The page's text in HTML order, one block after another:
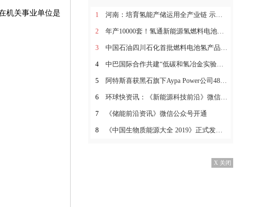
机关事业单位是 1 河南：培育氢能产储运用全产业链 示范推广氢电油气综合能源站
2 年产10000套！氢通新能源氢燃料电池制造项目落地新疆甘泉堡_今日热搜
3 中国石油四川石化首批燃料电池氢产品供应成都市场
4 中巴国际合作共建“低碳和氢冶金实验室”|世界观热点
5 阿特斯喜获黑石旗下Aypa Power公司487 兆瓦时SolBank储能系统订单
6 环球快资讯：《新能源科技前沿》微信公众号开通
7 《储能前沿资讯》微信公众号开通
8 《中国生物质能源大全 2019》正式发布！-全球热点评
X 关闭